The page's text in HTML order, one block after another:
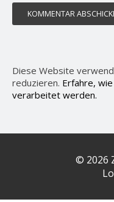
Diese Website
reduzieren. Erfahre,
verarbeitet werden.
© 2026